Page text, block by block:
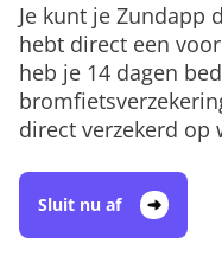
Je kunt je Zundapp
hebt direct een
heb je 14 dagen
direct verzekerd op
Sluit nu af